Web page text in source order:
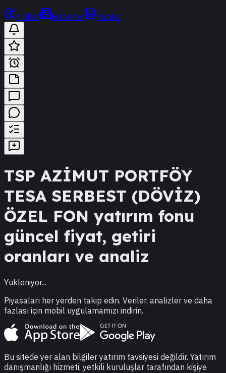
t-Chat Haberler Yazılar
TSP AZİMUT PORTFÖY
TESA SERBEST (DÖVİZ)
ÖZEL FON yatırım fonu
güncel fiyat, getiri
oranları ve analiz
Yukleniyor...
Piyasaları her yerden takip edin. Veriler, analizler ve daha
fazlası için mobil uygulamamızı indirin.
Bu sitede yer alan bilgiler yatırım tavsiyesi değildir. Yatırım
danışmanlığı hizmeti, yetkili kuruluşlar tarafından kişiye